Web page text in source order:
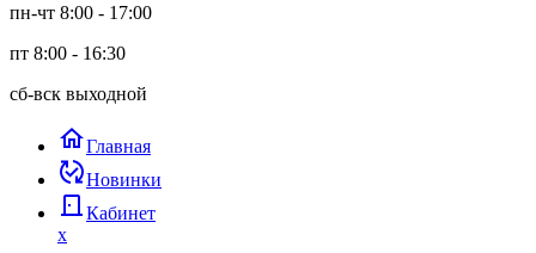
пн-чт 8:00 - 17:00
пт 8:00 - 16:30
сб-вск выходной
homeГлавная
published_with_changesНовинки
door_back Кабинет
x